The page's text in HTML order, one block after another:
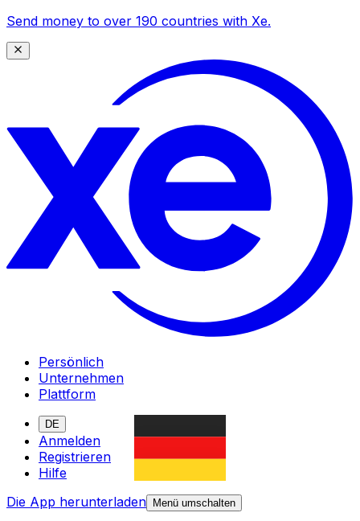
Send money to over 190 countries with Xe.
Persönlich
Unternehmen
Plattform
DE
Anmelden
Registrieren
Hilfe
Die App herunterladen
Menü umschalten